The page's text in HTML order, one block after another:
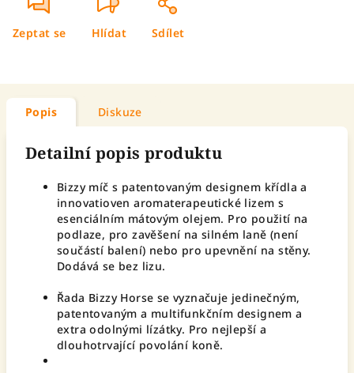
Zeptat se Hlídat Sdílet
Popis Diskuze
Detailní popis produktu
Bizzy míč s patentovaným designem křídla a
innovatioven aromaterapeutické lizem s
esenciálním mátovým olejem. Pro použití na
podlaze, pro zavěšení na silném laně (není
součástí balení) nebo pro upevnění na stěny.
Dodává se bez lizu.
Řada Bizzy Horse se vyznačuje jedinečným,
patentovaným a multifunkčním designem a
extra odolnými lízátky. Pro nejlepší a
dlouhotrvající povolání koně.